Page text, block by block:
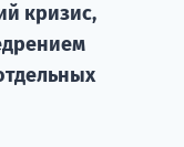
кризис,